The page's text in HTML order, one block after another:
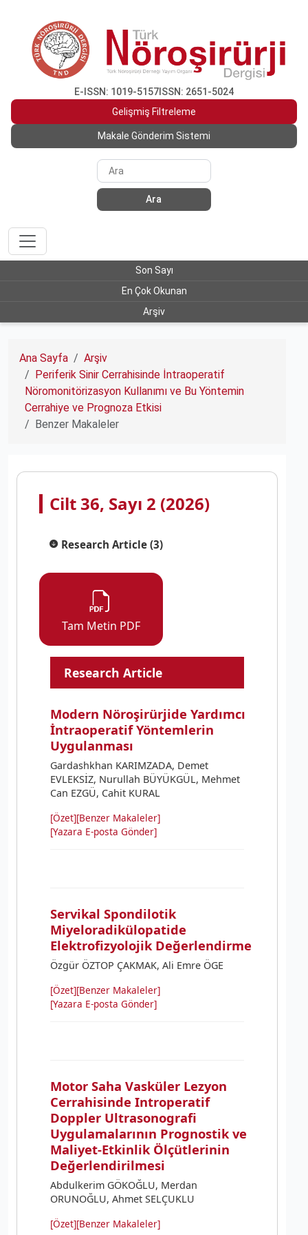
E-ISSN: 1019-5157 ISSN: 2651-5024
Gelişmiş Filtreleme
Makale Gönderim Sistemi
Ara
Son Sayı
En Çok Okunan
Arşiv
Ana Sayfa
Arşiv
Periferik Sinir Cerrahisinde İntraoperatif
Nöromonitörizasyon Kullanımı ve Bu Yöntemin
Cerrahiye ve Prognoza Etkisi
Benzer Makaleler
Cilt 36, Sayı 2 (2026)
Research Article (3)
Tam Metin PDF
Research Article
Modern Nöroşirürjide Yardımcı
İntraoperatif Yöntemlerin
Uygulanması
Gardashkhan KARIMZADA, Demet
EVLEKSİZ, Nurullah BÜYÜKGÜL, Mehmet
Can EZGÜ, Cahit KURAL
[Özet][Benzer Makaleler]
[Yazara E-posta Gönder]
Servikal Spondilotik
Miyeloradikülopatide
Elektrofizyolojik Değerlendirme
Özgür ÖZTOP ÇAKMAK, Ali Emre ÖGE
[Özet][Benzer Makaleler]
[Yazara E-posta Gönder]
Motor Saha Vasküler Lezyon
Cerrahisinde Introperatif
Doppler Ultrasonografi
Uygulamalarının Prognostik ve
Maliyet-Etkinlik Ölçütlerinin
Değerlendirilmesi
Abdulkerim GÖKOĞLU, Merdan
ORUNOĞLU, Ahmet SELÇUKLU
[Özet][Benzer Makaleler]